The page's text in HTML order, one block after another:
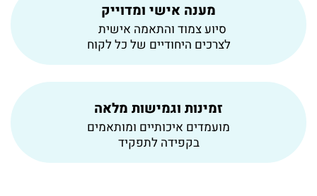
מענה אישי ומדוייק
סיוע צמוד והתאמה אישית
לצרכים היחודיים של כל לקוח
זמינות וגמישות מלאה
מועמדים איכותיים ומותאמים
בקפידה לתפקיד